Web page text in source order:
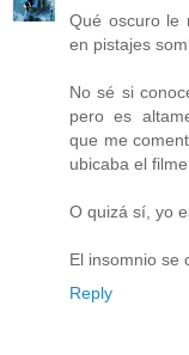
Qué oscuro le
en pistajes
No sé si
pero es
que me
ubicaba el
O quizá sí, yo
El insomnio se
Reply